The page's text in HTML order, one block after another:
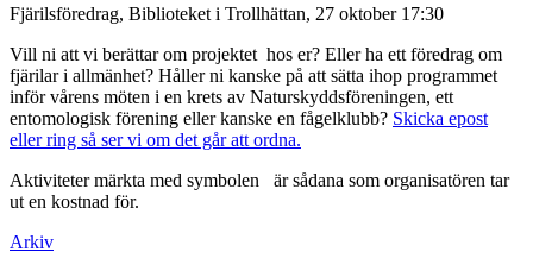
Fjärilsföredrag, Biblioteket i Trollhättan, 27 oktober 17:30
Vill ni att vi berättar om projektet hos er? Eller ha ett föredrag om
fjärilar i allmänhet? Håller ni kanske på att sätta ihop programmet
inför vårens möten i en krets av Naturskyddsföreningen, ett
entomologisk förening eller kanske en fågelklubb? Skicka epost
eller ring så ser vi om det går att ordna.
Aktiviteter märkta med symbolen
är sådana som organisatören tar
ut en kostnad för.
Arkiv